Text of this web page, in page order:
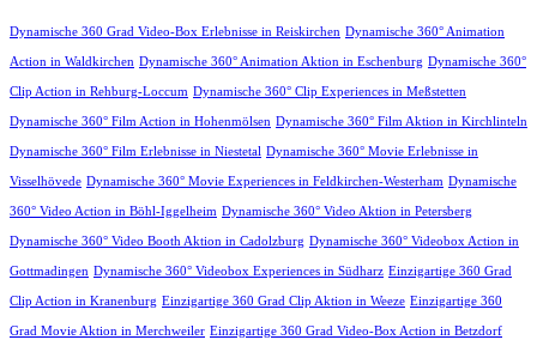
Dynamische 360 Grad Video-Box Erlebnisse in Reiskirchen Dynamische 360° Animation
Action in Waldkirchen Dynamische 360° Animation Aktion in Eschenburg Dynamische 360°
Clip Action in Rehburg-Loccum Dynamische 360° Clip Experiences in Meßstetten
Dynamische 360° Film Action in Hohenmölsen Dynamische 360° Film Aktion in Kirchlinteln
Dynamische 360° Film Erlebnisse in Niestetal Dynamische 360° Movie Erlebnisse in
Visselhövede Dynamische 360° Movie Experiences in Feldkirchen-Westerham Dynamische
360° Video Action in Böhl-Iggelheim Dynamische 360° Video Aktion in Petersberg
Dynamische 360° Video Booth Aktion in Cadolzburg Dynamische 360° Videobox Action in
Gottmadingen Dynamische 360° Videobox Experiences in Südharz Einzigartige 360 Grad
Clip Action in Kranenburg Einzigartige 360 Grad Clip Aktion in Weeze Einzigartige 360
Grad Movie Aktion in Merchweiler Einzigartige 360 Grad Video-Box Action in Betzdorf